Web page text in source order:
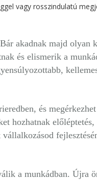
vagy rosszindulatú
akadnak majd olyan
és elismerik a
és
hozhatnak
a munkádban. Újra